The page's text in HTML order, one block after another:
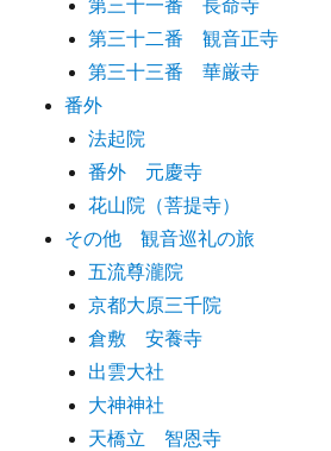
第三十一番 長命寺
第三十二番 観音正寺
第三十三番 華厳寺
番外
法起院
番外 元慶寺
花山院（菩提寺）
その他 観音巡礼の旅
五流尊瀧院
京都大原三千院
倉敷 安養寺
出雲大社
大神神社
天橋立 智恩寺